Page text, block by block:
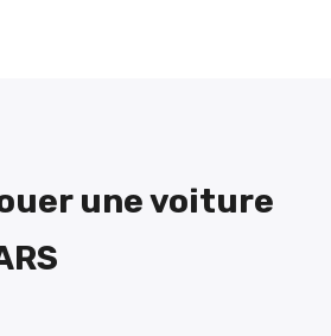
une voiture